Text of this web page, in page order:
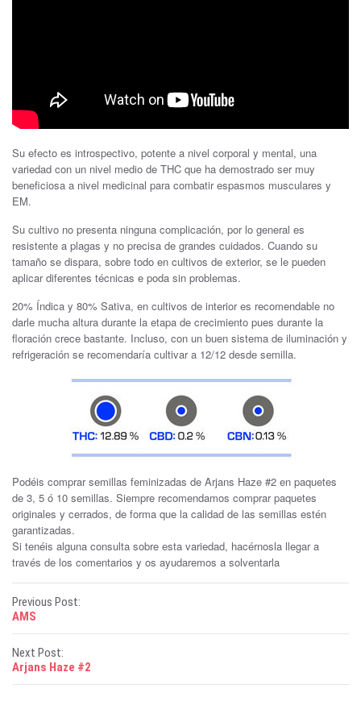
Su efecto es introspectivo, potente a nivel corporal y mental, una
variedad con un nivel medio de THC que ha demostrado ser muy
beneficiosa a nivel medicinal para combatir espasmos musculares y
EM.
Su cultivo no presenta ninguna complicación, por lo general es
resistente a plagas y no precisa de grandes cuidados. Cuando su
tamaño se dispara, sobre todo en cultivos de exterior, se le pueden
aplicar diferentes técnicas e poda sin problemas.
20% Índica y 80% Sativa, en cultivos de interior es recomendable no
darle mucha altura durante la etapa de crecimiento pues durante la
floración crece bastante. Incluso, con un buen sistema de iluminación y
refrigeración se recomendaría cultivar a 12/12 desde semilla.
Podéis comprar semillas feminizadas de Arjans Haze #2 en paquetes
de 3, 5 ó 10 semillas. Siempre recomendamos comprar paquetes
originales y cerrados, de forma que la calidad de las semillas estén
garantizadas.
Si tenéis alguna consulta sobre esta variedad, hacérnosla llegar a
través de los comentarios y os ayudaremos a solventarla
P
o
s
t
Previous Post:
AMS
Next Post:
Arjans Haze #2